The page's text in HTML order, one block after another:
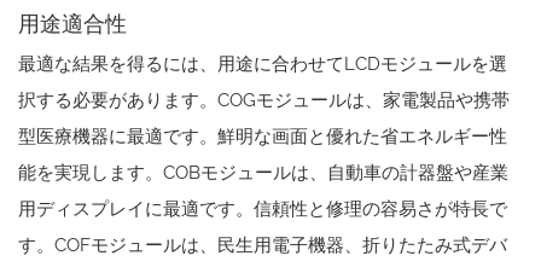
用途適合性
最適な結果を得るには、用途に合わせてLCDモジュールを選
択する必要があります。COGモジュールは、家電製品や携帯
型医療機器に最適です。鮮明な画面と優れた省エネルギー性
能を実現します。COBモジュールは、自動車の計器盤や産業
用ディスプレイに最適です。信頼性と修理の容易さが特長で
す。COFモジュールは、民生用電子機器、折りたたみ式デバ